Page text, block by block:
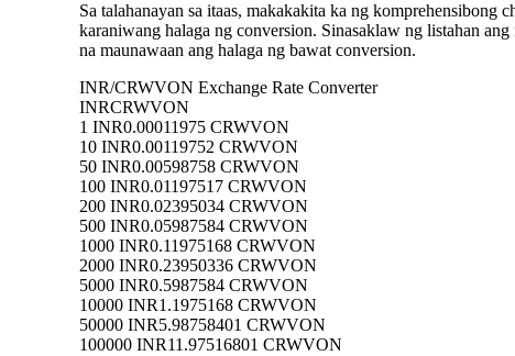
Sa talahanayan sa itaas, makakakita ka ng
karaniwang halaga ng conversion. Sinasaklaw ng listahan
na maunawaan ang halaga ng bawat conversion.
INR/CRWVON Exchange Rate Converter
INRCRWVON
1 INR0.00011975 CRWVON
10 INR0.00119752 CRWVON
50 INR0.00598758 CRWVON
100 INR0.01197517 CRWVON
200 INR0.02395034 CRWVON
500 INR0.05987584 CRWVON
1000 INR0.11975168 CRWVON
2000 INR0.23950336 CRWVON
5000 INR0.5987584 CRWVON
10000 INR1.1975168 CRWVON
50000 INR5.98758401 CRWVON
100000 INR11.97516801 CRWVON